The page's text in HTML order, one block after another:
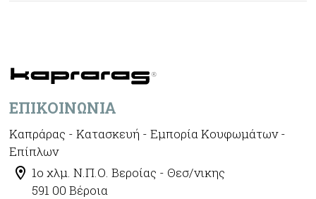
ΕΠΙΚΟΙΝΩΝΊΑ
Καπράρας - Κατασκευή - Εμπορία Κουφωμάτων -
Επίπλων
1ο χλμ. Ν.Π.Ο. Βεροίας - Θεσ/νικης
591 00 Βέροια